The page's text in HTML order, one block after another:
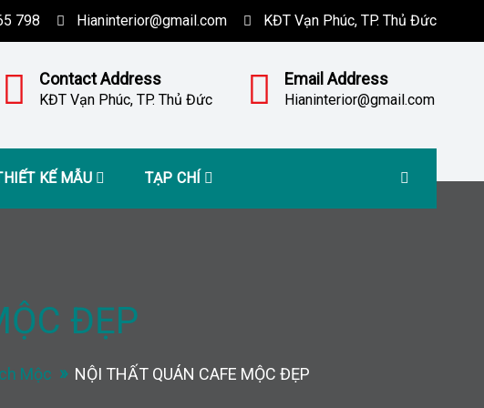
798 Hianinterior@gmail.com KĐT Vạn Phúc, TP. Thủ Đức
Contact Address
KĐT Vạn Phúc, TP. Thủ Đức
Email Address
Hianinterior@gmail.com
KẾ MẪU TẠP CHÍ
ĐẸP
Mộc NỘI THẤT QUÁN CAFE MỘC ĐẸP